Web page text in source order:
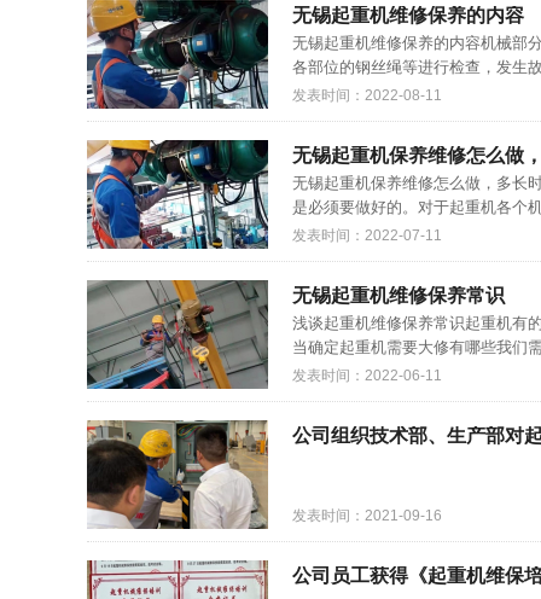
无锡起重机维修保养的内容
无锡起重机维修保养的内容机械部
各部位的钢丝绳等进行检查，发生
发表时间：2022-08-11
无锡起重机保养维修怎么做
无锡起重机保养维修怎么做，多长
是必须要做好的。对于起重机各个
发表时间：2022-07-11
无锡起重机维修保养常识
浅谈起重机维修保养常识起重机有
当确定起重机需要大修有哪些我们
发表时间：2022-06-11
公司组织技术部、生产部对
发表时间：2021-09-16
公司员工获得《起重机维保